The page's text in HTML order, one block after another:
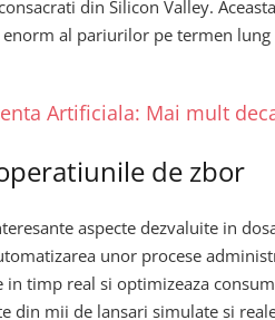
din Silicon Valley.
al pariurilor pe termen
Artificiala: Mai mult
de zbor
aspecte dezvaluite in
unor procese
in timp real si optimizeaza
din mii de lansari simulate si